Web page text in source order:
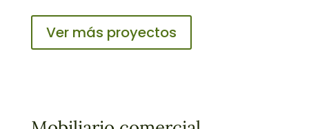
Ver más proyectos